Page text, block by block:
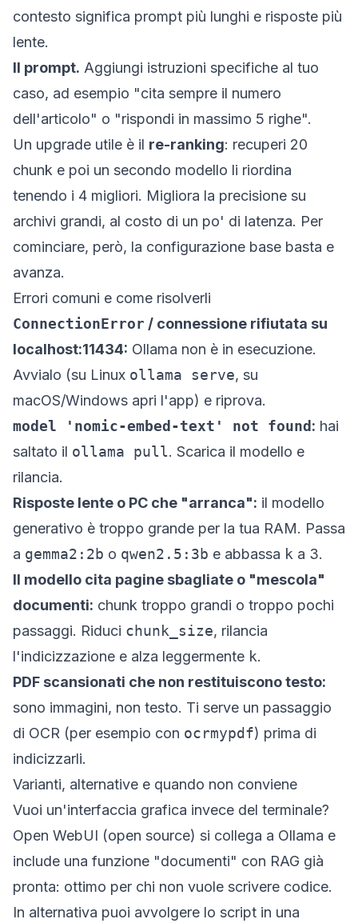
contesto significa prompt più lunghi e risposte più
lente.
Il prompt. Aggiungi istruzioni specifiche al tuo
caso, ad esempio "cita sempre il numero
dell'articolo" o "rispondi in massimo 5 righe".
Un upgrade utile è il re-ranking: recuperi 20
chunk e poi un secondo modello li riordina
tenendo i 4 migliori. Migliora la precisione su
archivi grandi, al costo di un po' di latenza. Per
cominciare, però, la configurazione base basta e
avanza.
Errori comuni e come risolverli
ConnectionError / connessione rifiutata su
localhost:11434: Ollama non è in esecuzione.
Avvialo (su Linux ollama serve, su
macOS/Windows apri l'app) e riprova.
model 'nomic-embed-text' not found : hai
saltato il ollama pull. Scarica il modello e
rilancia.
Risposte lente o PC che "arranca": il modello
generativo è troppo grande per la tua RAM. Passa
a gemma2:2b o qwen2.5:3b e abbassa k a 3.
Il modello cita pagine sbagliate o "mescola"
documenti: chunk troppo grandi o troppo pochi
passaggi. Riduci chunk_size, rilancia
l'indicizzazione e alza leggermente k.
PDF scansionati che non restituiscono testo:
sono immagini, non testo. Ti serve un passaggio
di OCR (per esempio con ocrmypdf) prima di
indicizzarli.
Varianti, alternative e quando non conviene
Vuoi un'interfaccia grafica invece del terminale?
Open WebUI (open source) si collega a Ollama e
include una funzione "documenti" con RAG già
pronta: ottimo per chi non vuole scrivere codice.
In alternativa puoi avvolgere lo script in una